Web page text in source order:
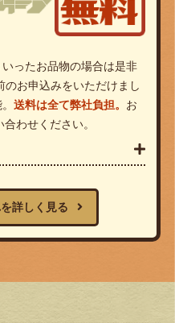
ったお品物の場合は是非
お申込みをいただけまし
送料は全て弊社負担。 お
わせください。
詳しく見る